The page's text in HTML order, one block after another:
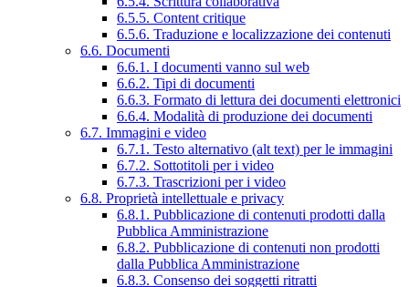
6.5.5. Content critique
6.5.6. Traduzione e localizzazione dei contenuti
6.6. Documenti
6.6.1. I documenti vanno sul web
6.6.2. Tipi di documenti
6.6.3. Formato di lettura dei documenti elettronici
6.6.4. Modalità di produzione dei documenti
6.7. Immagini e video
6.7.1. Testo alternativo (alt text) per le immagini
6.7.2. Sottotitoli per i video
6.7.3. Trascrizioni per i video
6.8. Proprietà intellettuale e privacy
6.8.1. Pubblicazione di contenuti prodotti dalla
Pubblica Amministrazione
6.8.2. Pubblicazione di contenuti non prodotti
dalla Pubblica Amministrazione
6.8.3. Consenso dei soggetti ritratti